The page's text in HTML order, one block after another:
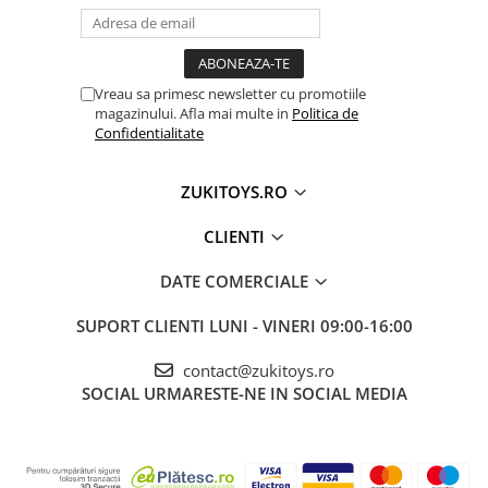
🎯 Ideal pentru:
• Copii cu vârsta între 3 și 6 ani
• Activități educative acasă sau la grădiniță
• Dezvoltarea coordonării și motricității fine
• Cadouri educative pentru băieți și fete pasionați
Vreau sa primesc newsletter cu promotiile
magazinului. Afla mai multe in Politica de
Confidentialitate
ZUKITOYS.RO
CLIENTI
DATE COMERCIALE
SUPORT CLIENTI LUNI - VINERI 09:00-16:00
contact@zukitoys.ro
SOCIAL URMARESTE-NE IN SOCIAL MEDIA